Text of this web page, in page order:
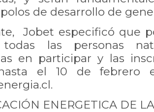
de desarrollo de
Jobet especificó que
todas las personas
en participar y las
el 10 de febrero
ENERGETICA DE